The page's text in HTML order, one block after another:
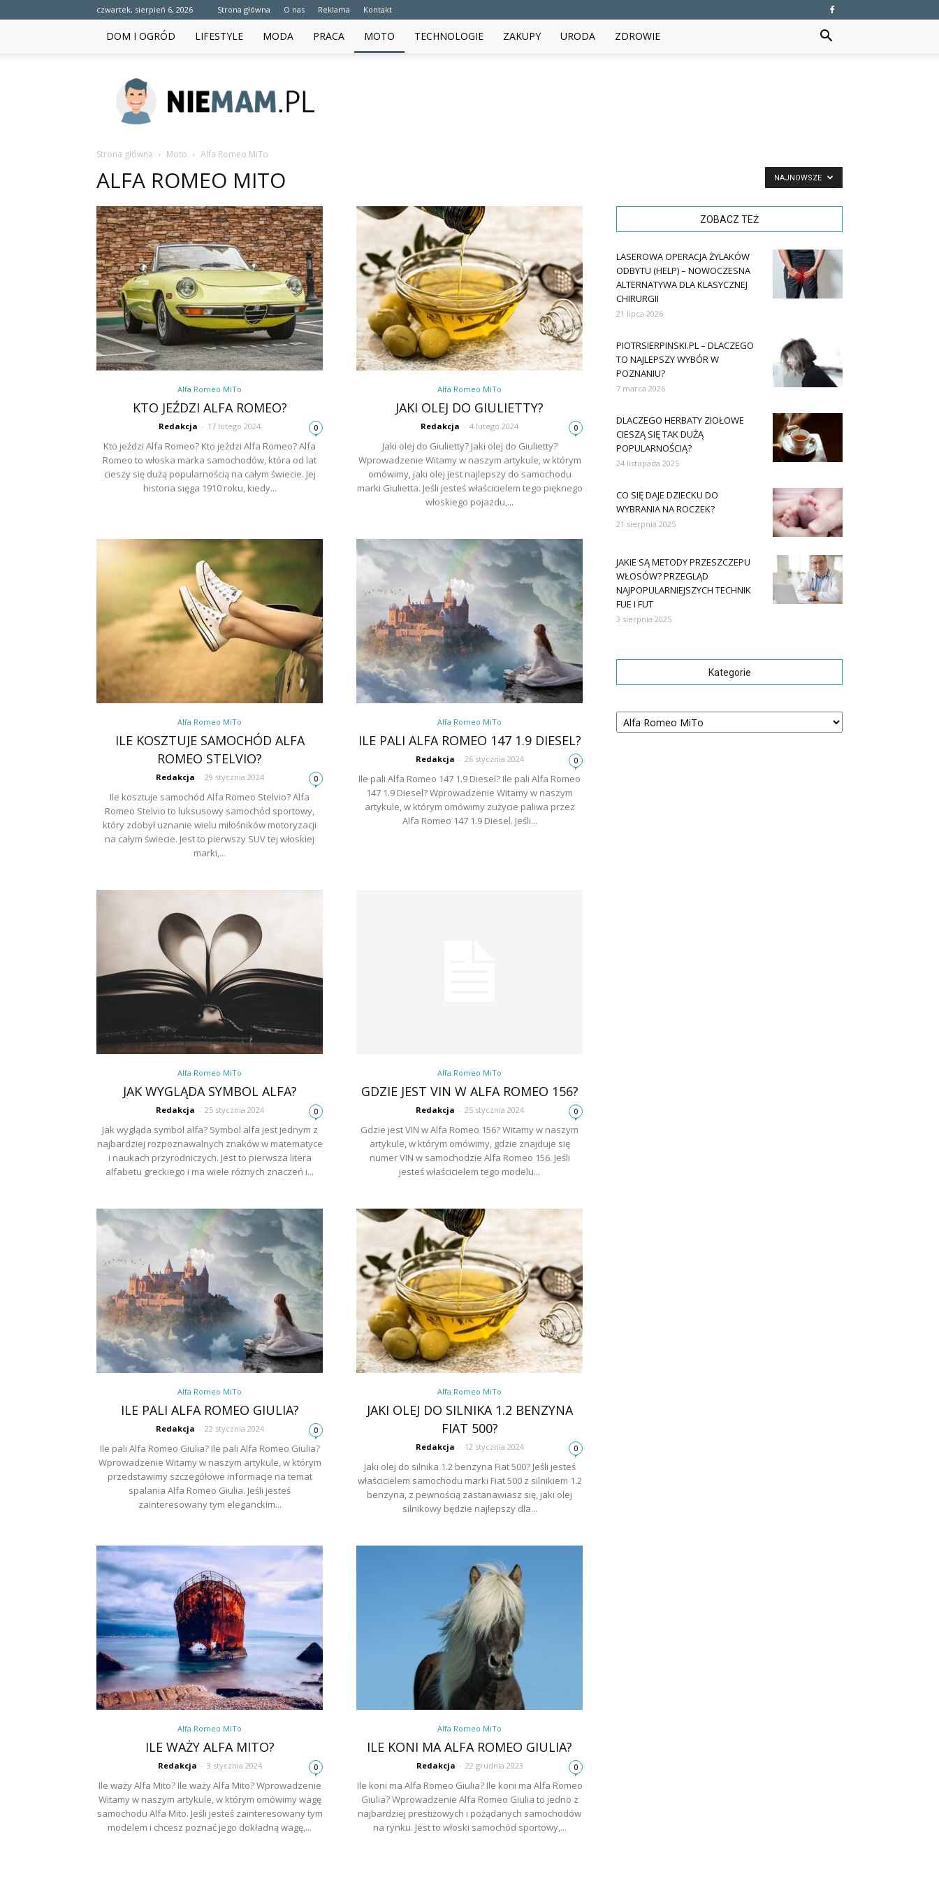
czwartek, sierpień 6, 2026 Strona główna O nas Reklama Kontakt
DOM I OGRÓD LIFESTYLE MODA PRACA MOTO TECHNOLOGIE ZAKUPY URODA ZDROWIE
niemam.pl
Strona główna Moto Alfa Romeo MiTo
ALFA ROMEO MITO NAJNOWSZE
Alfa Romeo MiTo
KTO JEŹDZI ALFA ROMEO?
Redakcja - 17 lutego 2024 0
Kto jeździ Alfa Romeo? Kto jeździ Alfa Romeo? Alfa
Romeo to włoska marka samochodów, która od lat
cieszy się dużą popularnością na całym świecie. Jej
historia sięga 1910 roku, kiedy...
Alfa Romeo MiTo
JAKI OLEJ DO GIULIETTY?
Redakcja - 4 lutego 2024 0
Jaki olej do Giulietty? Jaki olej do Giulietty?
Wprowadzenie Witamy w naszym artykule, w którym
omówimy, jaki olej jest najlepszy do samochodu
marki Giulietta. Jeśli jesteś właścicielem tego pięknego
włoskiego pojazdu,...
Alfa Romeo MiTo
ILE KOSZTUJE SAMOCHÓD ALFA
ROMEO STELVIO?
Redakcja - 29 stycznia 2024 0
Ile kosztuje samochód Alfa Romeo Stelvio? Alfa
Romeo Stelvio to luksusowy samochód sportowy,
który zdobył uznanie wielu miłośników motoryzacji
na całym świecie. Jest to pierwszy SUV tej włoskiej
marki,...
Alfa Romeo MiTo
ILE PALI ALFA ROMEO 147 1.9 DIESEL?
Redakcja - 26 stycznia 2024 0
Ile pali Alfa Romeo 147 1.9 Diesel? Ile pali Alfa Romeo
147 1.9 Diesel? Wprowadzenie Witamy w naszym
artykule, w którym omówimy zużycie paliwa przez
Alfa Romeo 147 1.9 Diesel. Jeśli...
Alfa Romeo MiTo
JAK WYGLĄDA SYMBOL ALFA?
Redakcja - 25 stycznia 2024 0
Jak wygląda symbol alfa? Symbol alfa jest jednym z
najbardziej rozpoznawalnych znaków w matematyce
i naukach przyrodniczych. Jest to pierwsza litera
alfabetu greckiego i ma wiele różnych znaczeń i...
Alfa Romeo MiTo
GDZIE JEST VIN W ALFA ROMEO 156?
Redakcja - 25 stycznia 2024 0
Gdzie jest VIN w Alfa Romeo 156? Witamy w naszym
artykule, w którym omówimy, gdzie znajduje się
numer VIN w samochodzie Alfa Romeo 156. Jeśli
jesteś właścicielem tego modelu...
Alfa Romeo MiTo
ILE PALI ALFA ROMEO GIULIA?
Redakcja - 22 stycznia 2024 0
Ile pali Alfa Romeo Giulia? Ile pali Alfa Romeo Giulia?
Wprowadzenie Witamy w naszym artykule, w którym
przedstawimy szczegółowe informacje na temat
spalania Alfa Romeo Giulia. Jeśli jesteś
zainteresowany tym eleganckim...
Alfa Romeo MiTo
JAKI OLEJ DO SILNIKA 1.2 BENZYNA
FIAT 500?
Redakcja - 12 stycznia 2024 0
Jaki olej do silnika 1.2 benzyna Fiat 500? Jeśli jesteś
właścicielem samochodu marki Fiat 500 z silnikiem 1.2
benzyna, z pewnością zastanawiasz się, jaki olej
silnikowy będzie najlepszy dla...
Alfa Romeo MiTo
ILE WAŻY ALFA MITO?
Redakcja - 3 stycznia 2024 0
Ile waży Alfa Mito? Ile waży Alfa Mito? Wprowadzenie
Witamy w naszym artykule, w którym omówimy wagę
samochodu Alfa Mito. Jeśli jesteś zainteresowany tym
modelem i chcesz poznać jego dokładną wagę,...
Alfa Romeo MiTo
ILE KONI MA ALFA ROMEO GIULIA?
Redakcja - 22 grudnia 2023 0
Ile koni ma Alfa Romeo Giulia? Ile koni ma Alfa Romeo
Giulia? Wprowadzenie Alfa Romeo Giulia to jedno z
najbardziej prestiżowych i pożądanych samochodów
na rynku. Jest to włoski samochód sportowy,...
ZOBACZ TEŻ
LASEROWA OPERACJA ŻYLAKÓW
ODBYTU (HELP) – NOWOCZESNA
ALTERNATYWA DLA KLASYCZNEJ
CHIRURGII
21 lipca 2026
PIOTRSIERPINSKI.PL – DLACZEGO
TO NAJLEPSZY WYBÓR W
POZNANIU?
7 marca 2026
DLACZEGO HERBATY ZIOŁOWE
CIESZĄ SIĘ TAK DUŻĄ
POPULARNOŚCIĄ?
24 listopada 2025
CO SIĘ DAJE DZIECKU DO
WYBRANIA NA ROCZEK?
21 sierpnia 2025
JAKIE SĄ METODY PRZESZCZEPU
WŁOSÓW? PRZEGLĄD
NAJPOPULARNIEJSZYCH TECHNIK
FUE I FUT
3 sierpnia 2025
Kategorie
Kategorie